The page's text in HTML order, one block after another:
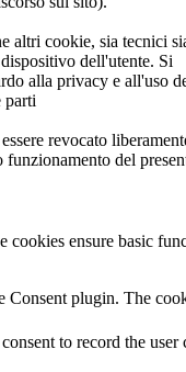
altri cookie, sia tecnici
dell'utente. Si
alla privacy e all'uso
parti
revocato
del
ensure basic
plugin. The
to record the